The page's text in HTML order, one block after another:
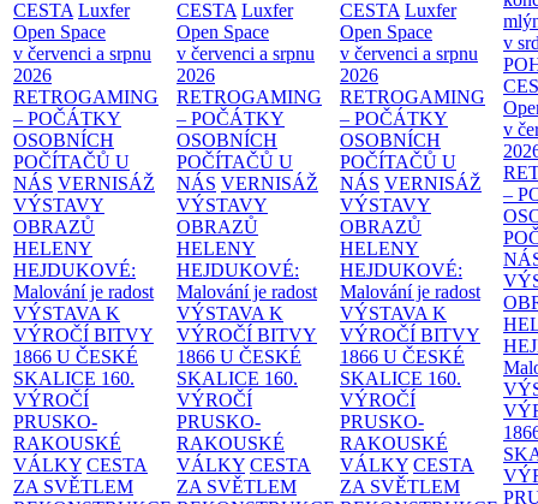
CESTA Luxfer
Open Space
v červenci a srpnu
2026
RETROGAMING
– POČÁTKY
OSOBNÍCH
POČÍTAČŮ U
NÁS VERNISÁŽ
VÝSTAVY
OBRAZŮ
HELENY
HEJDUKOVÉ:
Malování je radost
VÝSTAVA K
VÝROČÍ BITVY
1866 U ČESKÉ
SKALICE 160.
VÝROČÍ
PRUSKO-
RAKOUSKÉ
VÁLKY CESTA
ZA SVĚTLEM
CESTA Luxfer
Open Space
v červenci a srpnu
2026
RETROGAMING
– POČÁTKY
OSOBNÍCH
POČÍTAČŮ U
NÁS VERNISÁŽ
VÝSTAVY
OBRAZŮ
HELENY
HEJDUKOVÉ:
Malování je radost
VÝSTAVA K
VÝROČÍ BITVY
1866 U ČESKÉ
SKALICE 160.
VÝROČÍ
PRUSKO-
RAKOUSKÉ
VÁLKY CESTA
ZA SVĚTLEM
CESTA Luxfer
Open Space
v červenci a srpnu
2026
RETROGAMING
– POČÁTKY
OSOBNÍCH
POČÍTAČŮ U
NÁS VERNISÁŽ
VÝSTAVY
OBRAZŮ
HELENY
HEJDUKOVÉ:
Malování je radost
VÝSTAVA K
VÝROČÍ BITVY
1866 U ČESKÉ
SKALICE 160.
VÝROČÍ
PRUSKO-
RAKOUSKÉ
VÁLKY CESTA
ZA SVĚTLEM
v
v
–